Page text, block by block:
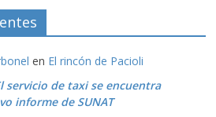
en El rincón de Pacioli
servicio de taxi se encuentra
informe de SUNAT